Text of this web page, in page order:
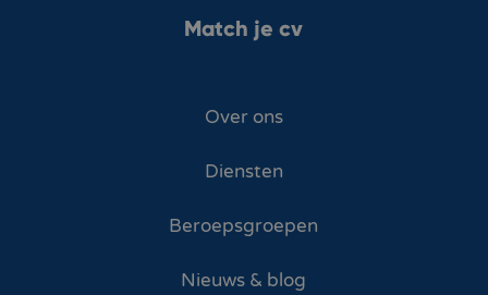
Match je cv
Over ons
Diensten
Beroepsgroepen
Nieuws & blog